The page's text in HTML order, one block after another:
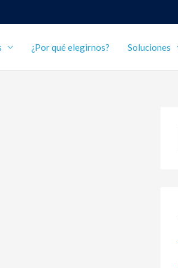
¿Por qué elegirnos? Soluciones